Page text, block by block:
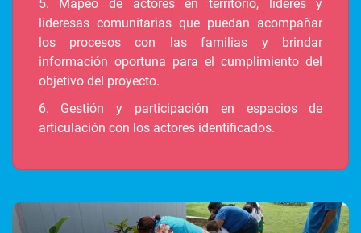
5. Mapeo de actores en territorio, líderes y
lideresas comunitarias que puedan acompañar
los procesos con las familias y brindar
información oportuna para el cumplimiento del
objetivo del proyecto.
6. Gestión y participación en espacios de
articulación con los actores identificados.